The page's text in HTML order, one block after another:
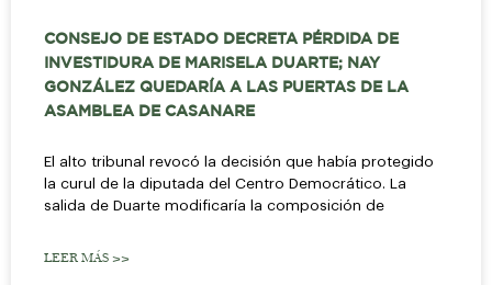
CONSEJO DE ESTADO DECRETA PÉRDIDA DE
INVESTIDURA DE MARISELA DUARTE; NAY
GONZÁLEZ QUEDARÍA A LAS PUERTAS DE LA
ASAMBLEA DE CASANARE
El alto tribunal revocó la decisión que había protegido
la curul de la diputada del Centro Democrático. La
salida de Duarte modificaría la composición de
LEER MÁS >>